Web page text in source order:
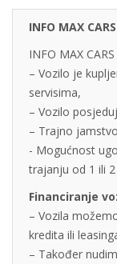
INFO MAX
INFO MAX
– Vozilo je
servisima,
– Vozilo
– Trajno
- Mogućnost
trajanju od 1 ili
Financiranje
– Vozila
kredita ili
– Također